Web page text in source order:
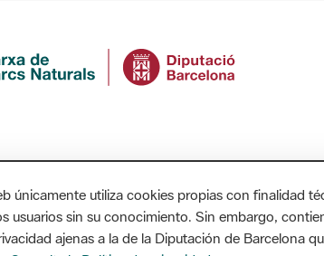
únicamente utiliza cookies propias con finalidad
usuarios sin su conocimiento. Sin embargo,
ajenas a la de la Diputación de Barcelona